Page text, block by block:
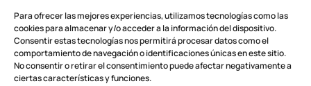
Para ofrecer las mejores experiencias, utilizamos tecnologías como las
cookies para almacenar y/o acceder a la información del dispositivo.
Consentir estas tecnologías nos permitirá procesar datos como el
comportamiento de navegación o identificaciones únicas en este sitio.
No consentir o retirar el consentimiento puede afectar negativamente a
ciertas características y funciones.
Excursión
en
grupo
reducido